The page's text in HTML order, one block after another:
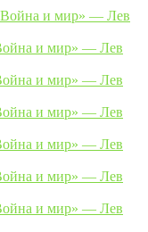
и мир» — Лев
и мир» — Лев
и мир» — Лев
и мир» — Лев
и мир» — Лев
и мир» — Лев
и мир» — Лев